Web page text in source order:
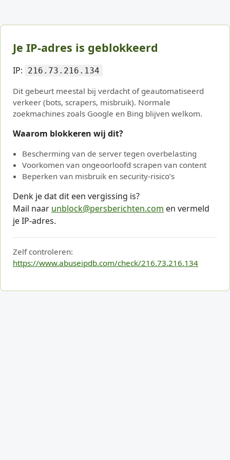
Je IP-adres is geblokkeerd
IP: 216.73.216.134
Dit gebeurt meestal bij verdacht of geautomatiseerd
verkeer (bots, scrapers, misbruik). Normale
zoekmachines zoals Google en Bing blijven welkom.
Waarom blokkeren wij dit?
Bescherming van de server tegen overbelasting
Voorkomen van ongeoorloofd scrapen van content
Beperken van misbruik en security-risico’s
Denk je dat dit een vergissing is?
Mail naar unblock@persberichten.com en vermeld
je IP-adres.
Zelf controleren:
https://www.abuseipdb.com/check/216.73.216.134